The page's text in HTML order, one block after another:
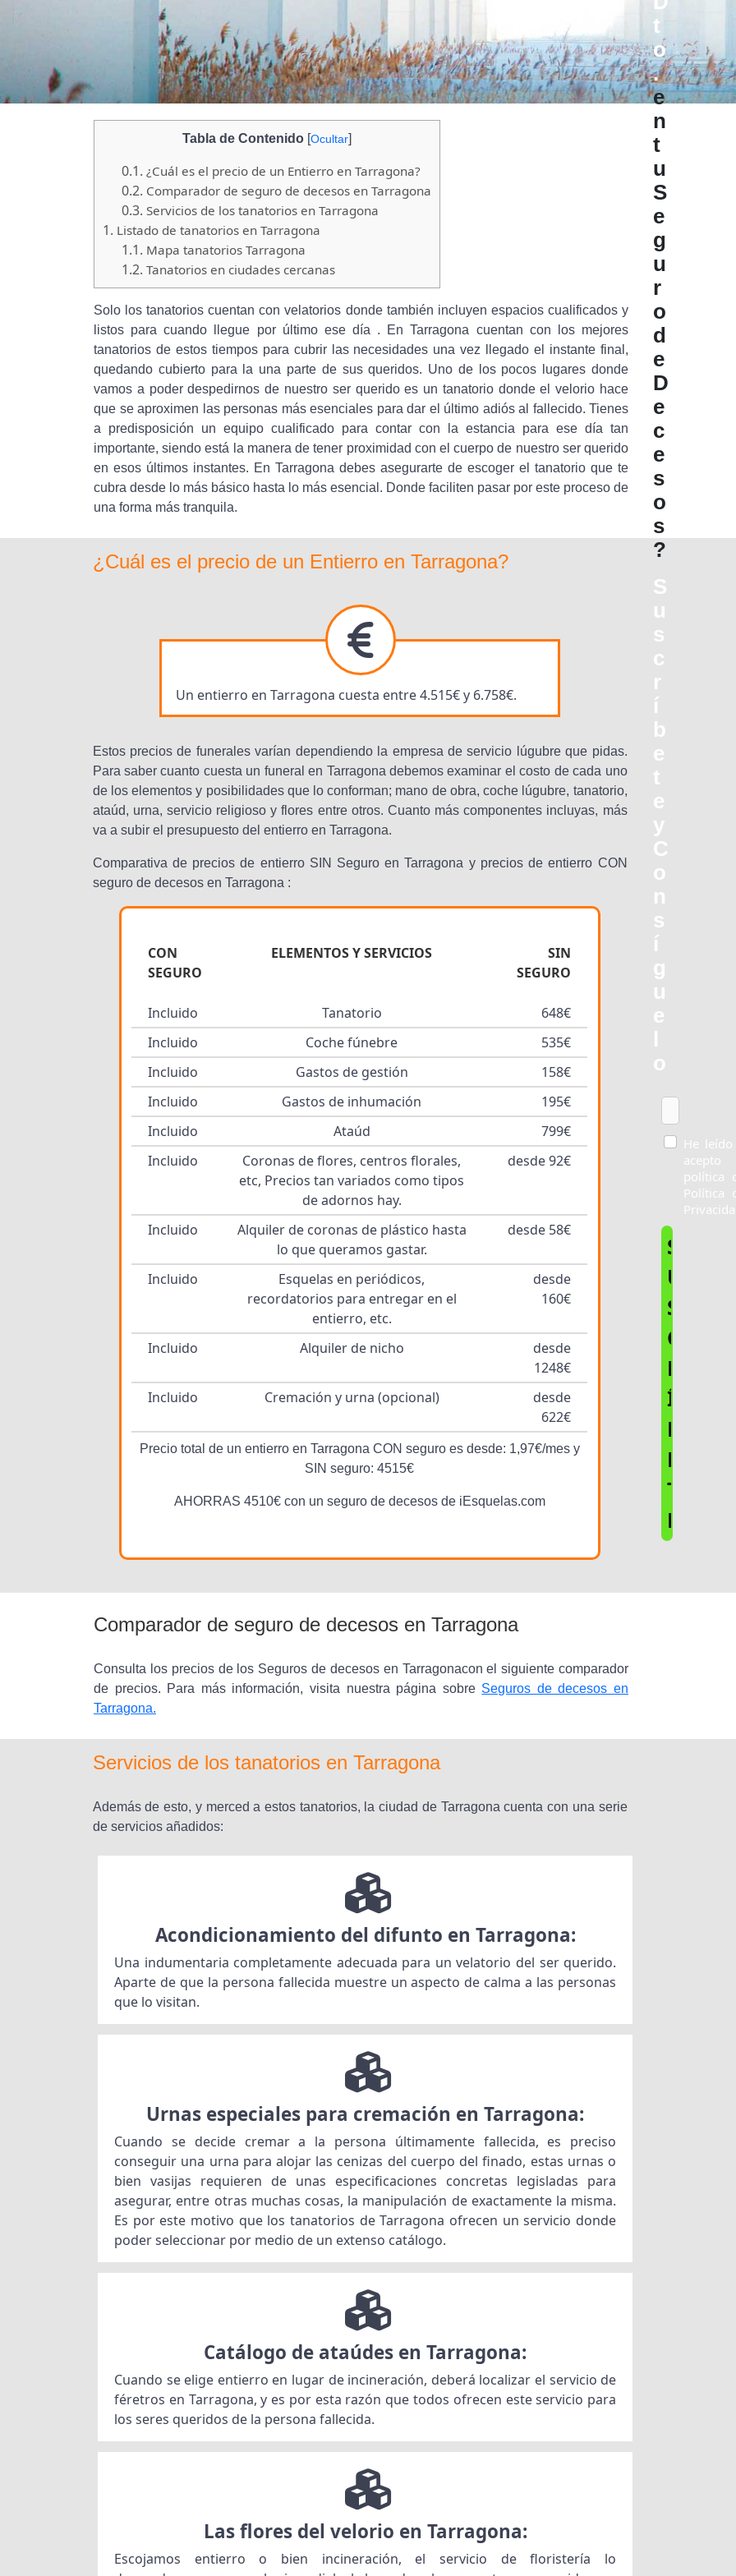
t
o
.
e
n
t
u
S
e
g
u
r
o
d
e
D
e
c
e
s
o
s
?
S
u
s
c
r
í
b
e
t
e
y
C
o
n
s
í
g
u
e
o
He
acepto
política
Política
S
U
S
C
R
Í
B
E
T
E
Tabla de Contenido [Ocultar]
0.1. ¿Cuál es el precio de un Entierro en Tarragona?
0.2. Comparador de seguro de decesos en Tarragona
0.3. Servicios de los tanatorios en Tarragona
1. Listado de tanatorios en Tarragona
1.1. Mapa tanatorios Tarragona
1.2. Tanatorios en ciudades cercanas
Solo los tanatorios cuentan con velatorios donde también incluyen espacios cualificados y
listos para cuando llegue por último ese día . En Tarragona cuentan con los mejores
tanatorios de estos tiempos para cubrir las necesidades una vez llegado el instante final,
quedando cubierto para la una parte de sus queridos. Uno de los pocos lugares donde
vamos a poder despedirnos de nuestro ser querido es un tanatorio donde el velorio hace
que se aproximen las personas más esenciales para dar el último adiós al fallecido. Tienes
a predisposición un equipo cualificado para contar con la estancia para ese día tan
importante, siendo está la manera de tener proximidad con el cuerpo de nuestro ser querido
en esos últimos instantes. En Tarragona debes asegurarte de escoger el tanatorio que te
cubra desde lo más básico hasta lo más esencial. Donde faciliten pasar por este proceso de
una forma más tranquila.
¿Cuál es el precio de un Entierro en Tarragona?
Un entierro en Tarragona cuesta entre 4.515€ y 6.758€.
Estos precios de funerales varían dependiendo la empresa de servicio lúgubre que pidas.
Para saber cuanto cuesta un funeral en Tarragona debemos examinar el costo de cada uno
de los elementos y posibilidades que lo conforman; mano de obra, coche lúgubre, tanatorio,
ataúd, urna, servicio religioso y flores entre otros. Cuanto más componentes incluyas, más
va a subir el presupuesto del entierro en Tarragona.
Comparativa de precios de entierro SIN Seguro en Tarragona y precios de entierro CON
seguro de decesos en Tarragona :
CON
SEGURO
ELEMENTOS Y SERVICIOS
SIN
SEGURO
Incluido Tanatorio
648€
Incluido
Coche fúnebre
535€
Incluido
Gastos de gestión
158€
Incluido
Gastos de inhumación
195€
Incluido
Ataúd
799€
Incluido
Coronas de flores, centros florales,
etc, Precios tan variados como tipos
de adornos hay.
desde 92€
Incluido
Alquiler de coronas de plástico hasta
lo que queramos gastar.
desde 58€
Incluido
Esquelas en periódicos,
recordatorios para entregar en el
entierro, etc.
desde
160€
Incluido Alquiler de nicho
desde
1248€
Incluido
Cremación y urna (opcional)
desde
622€
Precio total de un entierro en Tarragona CON seguro es desde: 1,97€/mes y
SIN seguro: 4515€
AHORRAS 4510€ con un seguro de decesos de iEsquelas.com
Comparador de seguro de decesos en Tarragona
Consulta los precios de los Seguros de decesos en Tarragonacon el siguiente comparador
de precios. Para más información, visita nuestra página sobre Seguros de decesos en
Tarragona.
Servicios de los tanatorios en Tarragona
Además de esto, y merced a estos tanatorios, la ciudad de Tarragona cuenta con una serie
de servicios añadidos:
Acondicionamiento del difunto en Tarragona:
Una indumentaria completamente adecuada para un velatorio del ser querido.
Aparte de que la persona fallecida muestre un aspecto de calma a las personas
que lo visitan.
Urnas especiales para cremación en Tarragona:
Cuando se decide cremar a la persona últimamente fallecida, es preciso
conseguir una urna para alojar las cenizas del cuerpo del finado, estas urnas o
bien vasijas requieren de unas especificaciones concretas legisladas para
asegurar, entre otras muchas cosas, la manipulación de exactamente la misma.
Es por este motivo que los tanatorios de Tarragona ofrecen un servicio donde
poder seleccionar por medio de un extenso catálogo.
Catálogo de ataúdes en Tarragona:
Cuando se elige entierro en lugar de incineración, deberá localizar el servicio de
féretros en Tarragona, y es por esta razón que todos ofrecen este servicio para
los seres queridos de la persona fallecida.
Las flores del velorio en Tarragona:
Escojamos entierro o bien incineración, el servicio de floristería lo